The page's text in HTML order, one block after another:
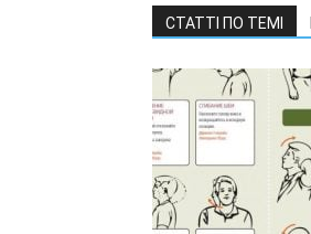
СТАТТІ ПО ТЕМІ